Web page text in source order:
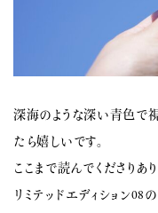
深海のような深い青色で
たら嬉しいです。
ここまで読んでくださりあ
リミテッドエディション08